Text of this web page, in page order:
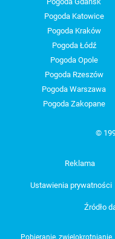
Pogoda Katowice
Pogoda Kraków
Pogoda Łódź
Pogoda Opole
Pogoda Rzeszów
Pogoda Warszawa
Pogoda Zakopane
©
Reklama
Ustawienia prywatności
Źródło
Pobieranie,